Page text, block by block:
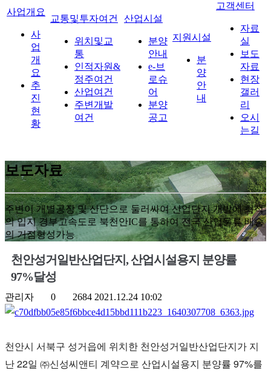
사업개요
사
업
개
요
추
진
현
황
교통및투자여건
위치및교
통
인적자원&
정주여건
산업여건
주변개발
여건
산업시설
분양
안내
e-브
로슈
어
분양
공고
지원시설
분
양
안
내
고객센터
자료
실
보도
자료
현장
갤러
리
오시
는길
보도자료
주변이 개별공장 및 산단으로 둘러싸여 산업단지 개발에 최적
의 입지 경부고속도로 북천안IC를 통하여 전국 산업물류 배송
의 거점형성가능
천안성거일반산업단지, 산업시설용지 분양률
97%달성
관리자 0 2684 2021.12.24 10:02
천안시 서북구 성거읍에 위치한 천안성거일반산업단지가 지
난 22일 ㈜신성씨앤티 계약으로 산업시설용지 분양률 97%를